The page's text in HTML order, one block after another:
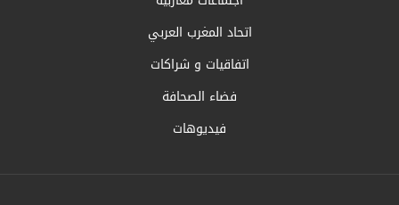
اتحاد المغرب العربي
اتفاقيات و شراكات
فضاء الصحافة
فيديوهات